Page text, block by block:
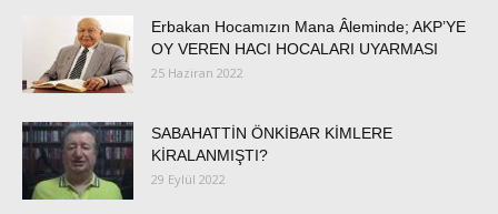
Erbakan Hocamızın Mana Âleminde; AKP’YE
OY VEREN HACI HOCALARI UYARMASI
25 Haziran 2022
SABAHATTİN ÖNKİBAR KİMLERE
KİRALANMIŞTI?
29 Eylül 2022